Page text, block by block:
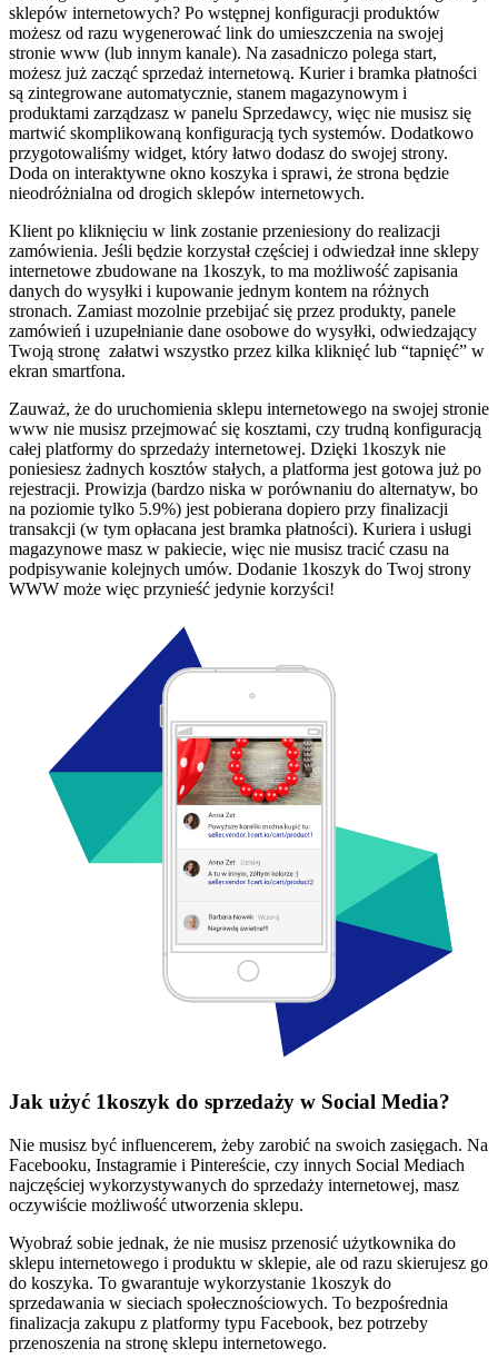
sklepów internetowych? Po wstępnej konfiguracji produktów
możesz od razu wygenerować link do umieszczenia na swojej
stronie www (lub innym kanale). Na zasadniczo polega start,
możesz już zacząć sprzedaż internetową. Kurier i bramka płatności
są zintegrowane automatycznie, stanem magazynowym i
produktami zarządzasz w panelu Sprzedawcy, więc nie musisz się
martwić skomplikowaną konfiguracją tych systemów. Dodatkowo
przygotowaliśmy widget, który łatwo dodasz do swojej strony.
Doda on interaktywne okno koszyka i sprawi, że strona będzie
nieodróżnialna od drogich sklepów internetowych.
Klient po kliknięciu w link zostanie przeniesiony do realizacji
zamówienia. Jeśli będzie korzystał częściej i odwiedzał inne sklepy
internetowe zbudowane na 1koszyk, to ma możliwość zapisania
danych do wysyłki i kupowanie jednym kontem na różnych
stronach. Zamiast mozolnie przebijać się przez produkty, panele
zamówień i uzupełnianie dane osobowe do wysyłki, odwiedzający
Twoją stronę załatwi wszystko przez kilka kliknięć lub “tapnięć” w
ekran smartfona.
Zauważ, że do uruchomienia sklepu internetowego na swojej stronie
www nie musisz przejmować się kosztami, czy trudną konfiguracją
całej platformy do sprzedaży internetowej. Dzięki 1koszyk nie
poniesiesz żadnych kosztów stałych, a platforma jest gotowa już po
rejestracji. Prowizja (bardzo niska w porównaniu do alternatyw, bo
na poziomie tylko 5.9%) jest pobierana dopiero przy finalizacji
transakcji (w tym opłacana jest bramka płatności). Kuriera i usługi
magazynowe masz w pakiecie, więc nie musisz tracić czasu na
podpisywanie kolejnych umów. Dodanie 1koszyk do Twoj strony
WWW może więc przynieść jedynie korzyści!
Jak użyć 1koszyk do sprzedaży w Social Media?
Nie musisz być influencerem, żeby zarobić na swoich zasięgach. Na
Facebooku, Instagramie i Pintereście, czy innych Social Mediach
najczęściej wykorzystywanych do sprzedaży internetowej, masz
oczywiście możliwość utworzenia sklepu.
Wyobraź sobie jednak, że nie musisz przenosić użytkownika do
sklepu internetowego i produktu w sklepie, ale od razu skierujesz go
do koszyka. To gwarantuje wykorzystanie 1koszyk do
sprzedawania w sieciach społecznościowych. To bezpośrednia
finalizacja zakupu z platformy typu Facebook, bez potrzeby
przenoszenia na stronę sklepu internetowego.